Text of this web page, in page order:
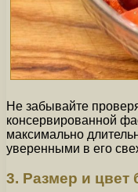
Не забывайте
консервированной
максимально
уверенными в его
3. Размер и цвет